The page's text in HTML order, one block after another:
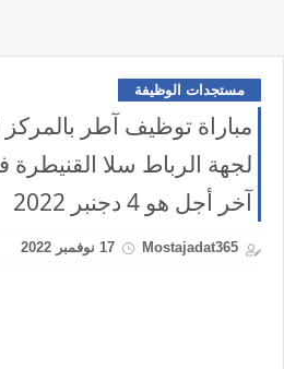
مستجدات الوظيفة
مباراة توظيف آطر بالمركز
لجهة الرباط سلا
آخر أجل هو 4 دجنبر 2022
Mostajadat365 17 نوفمبر 2022